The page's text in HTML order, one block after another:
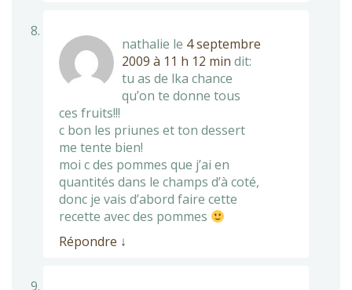
nathalie le 4 septembre
2009 à 11 h 12 min dit:
tu as de lka chance
qu’on te donne tous
ces fruits!!!
c bon les priunes et ton dessert
me tente bien!
moi c des pommes que j’ai en
quantités dans le champs d’à coté,
donc je vais d’abord faire cette
recette avec des pommes
Répondre ↓